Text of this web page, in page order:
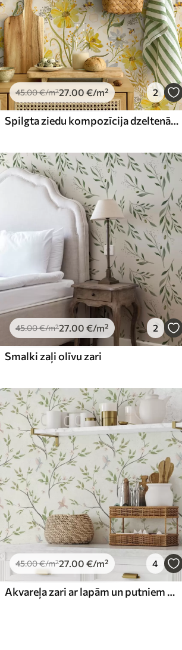
45.00€/m²27.00 €/m² 2
Spilgta ziedu kompozīcija dzeltenā krāsā
45.00€/m²27.00 €/m² 2
Smalki zaļi olīvu zari
45.00€/m²27.00 €/m² 4
Akvareļa zari ar lapām un putniem uz gaiša fona